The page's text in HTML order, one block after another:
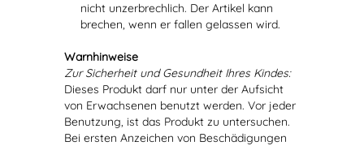
nicht unzerbrechlich. Der Artikel kann
brechen, wenn er fallen gelassen wird.
Warnhinweise
Zur Sicherheit und Gesundheit Ihres Kindes:
Dieses Produkt darf nur unter der Aufsicht
von Erwachsenen benutzt werden. Vor jeder
Benutzung, ist das Produkt zu untersuchen.
Bei ersten Anzeichen von Beschädigungen